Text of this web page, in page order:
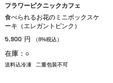
フラワーピクニックカフェ
食べられるお花のミニボックスケ
ーキ（エレガントピンク）
5,900 円 （8%税込）
在庫：○
送料込冷凍 二重包装不可